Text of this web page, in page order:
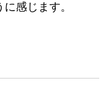
感じます。